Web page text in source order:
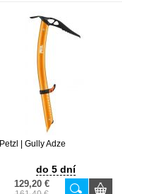
Petzl | Gully Adze
do 5 dní
129,20 €